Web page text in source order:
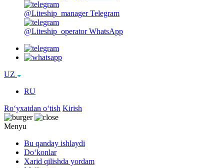
@Liteship_manager Telegram
@Liteship_operator WhatsApp
UZ
RU
Roʻyxatdan oʻtish Kirish
Menyu
Bu qanday ishlaydi
Doʻkonlar
Xarid qilishda yordam